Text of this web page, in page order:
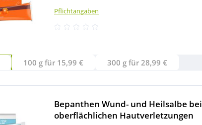
Pflichtangaben
100 g für 15,99 € 300 g für 28,99 €
Bepanthen Wund- und Heilsalbe bei
oberflächlichen Hautverletzungen